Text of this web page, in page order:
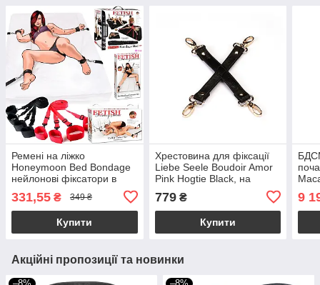
Ремені на ліжко
Honeymoon Bed Bondage
нейлонові фіксатори в
331,55 ₴ 349 ₴
Купити
Хрестовина для фіксації
Liebe Seele Boudoir Amor
Pink Hogtie Black, на
779₴
Купити
9
Акційні пропозиції та новинки